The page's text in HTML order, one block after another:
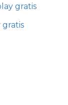
gratis